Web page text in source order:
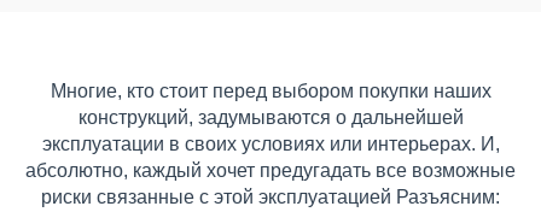
Многие, кто стоит перед выбором покупки наших
конструкций, задумываются о дальнейшей
эксплуатации в своих условиях или интерьерах. И,
абсолютно, каждый хочет предугадать все возможные
риски связанные с этой эксплуатацией Разъясним: